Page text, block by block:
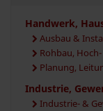
Handwerk,
Ausbau &
Rohbau,
Planung,
Industrie,
Industrie- &